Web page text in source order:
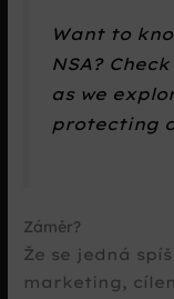
Want to
NSA?
as we
protecting
Záměr?
Že se jedná
marketing,